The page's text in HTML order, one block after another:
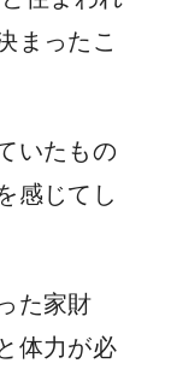
まったこ
いたもの
感じてし
た家財
体力が必